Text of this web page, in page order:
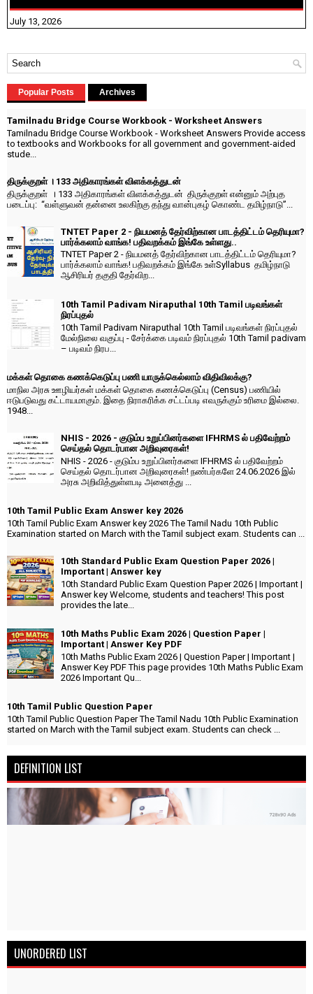
July 13, 2026
Popular Posts Archives
Tamilnadu Bridge Course Workbook - Worksheet Answers
Tamilnadu Bridge Course Workbook - Worksheet Answers Provide access
to textbooks and Workbooks for all government and government-aided
stude...
திருக்குறள் । 133 அதிகாரங்கள் விளக்கத்துடன்
திருக்குறள் । 133 அதிகாரங்கள் விளக்கத்துடன் திருக்குறள் என்னும் அற்புத
படைப்பு: “வள்ளுவன் தன்னை உலகிற்கு தந்து வான்புகழ் கொண்ட தமிழ்நாடு”...
TNTET Paper 2 - நியமனத் தேர்விற்கான பாடத்திட்டம் தெரியுமா?
பார்க்கலாம் வாங்க! பதிவறக்கம் இங்கே உள்ளது..
TNTET Paper 2 - நியமனத் தேர்விற்கான பாடத்திட்டம் தெரியுமா?
பார்க்கலாம் வாங்க! பதிவறக்கம் இங்கே உள்Syllabus தமிழ்நாடு
ஆசிரியர் தகுதி தேர்விற...
10th Tamil Padivam Niraputhal 10th Tamil படிவங்கள்
நிரப்புதல்
10th Tamil Padivam Niraputhal 10th Tamil படிவங்கள் நிரப்புதல்
மேல்நிலை வகுப்பு - சேர்க்கை படிவம் நிரப்புதல் 10th Tamil padivam
– படிவம் நிரப...
மக்கள் தொகை கணக்கெடுப்பு பணி யாருக்கெல்லாம் விதிவிலக்கு?
மாநில அரசு ஊழியர்கள் மக்கள் தொகை கணக்கெடுப்பு (Census) பணியில்
ஈடுபடுவது கட்டாயமாகும். இதை நிராகரிக்க சட்டப்படி எவருக்கும் உரிமை இல்லை.
1948...
NHIS - 2026 - குடும்ப உறுப்பினர்களை IFHRMS ல் பதிவேற்றம்
செய்தல் தொடர்பான அறிவுரைகள்!
NHIS - 2026 - குடும்ப உறுப்பினர்களை IFHRMS ல் பதிவேற்றம்
செய்தல் தொடர்பான அறிவுரைகள்! நண்பர்களே 24.06.2026 இல்
அரசு அறிவித்துள்ளபடி அனைத்து ...
10th Tamil Public Exam Answer key 2026
10th Tamil Public Exam Answer key 2026 The Tamil Nadu 10th Public
Examination started on March with the Tamil subject exam. Students can ...
10th Standard Public Exam Question Paper 2026 |
Important | Answer key
10th Standard Public Exam Question Paper 2026 | Important |
Answer key Welcome, students and teachers! This post
provides the late...
10th Maths Public Exam 2026 | Question Paper |
Important | Answer Key PDF
10th Maths Public Exam 2026 | Question Paper | Important |
Answer Key PDF This page provides 10th Maths Public Exam
2026 Important Qu...
10th Tamil Public Question Paper
10th Tamil Public Question Paper The Tamil Nadu 10th Public Examination
started on March with the Tamil subject exam. Students can check ...
DEFINITION LIST
UNORDERED LIST